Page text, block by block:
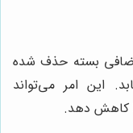
اضافی بسته حذف شده
این امر می‌تواند
کاهش دهد.